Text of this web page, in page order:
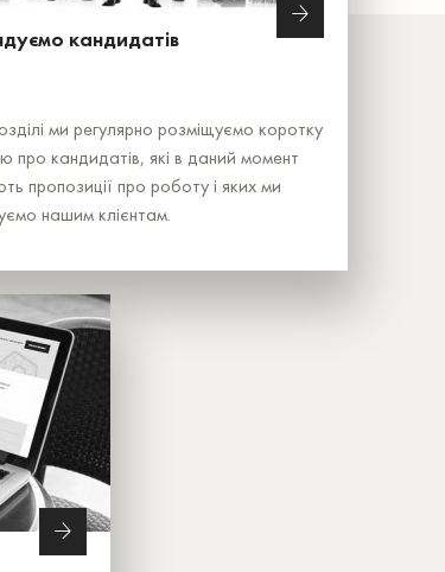
кандидатів
ми регулярно розміщуємо коротку
про кандидатів, які в даний момент
пропозиції про роботу і яких ми
нашим клієнтам.